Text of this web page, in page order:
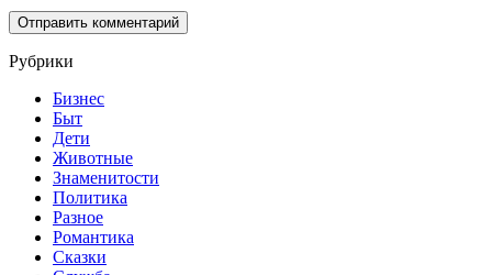
Рубрики
Бизнес
Быт
Дети
Животные
Знаменитости
Политика
Разное
Романтика
Сказки